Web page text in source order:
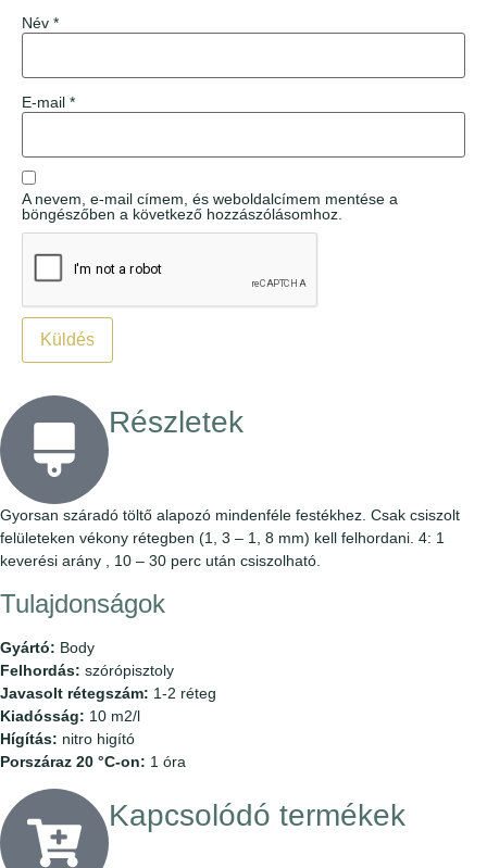
Név *
E-mail *
A nevem, e-mail címem, és weboldalcímem mentése a
böngészőben a következő hozzászólásomhoz.
Részletek
Gyorsan száradó töltő alapozó mindenféle festékhez. Csak csiszolt
felületeken vékony rétegben (1, 3 – 1, 8 mm) kell felhordani. 4: 1
keverési arány , 10 – 30 perc után csiszolható.
Tulajdonságok
Gyártó: Body
Felhordás: szórópisztoly
Javasolt rétegszám: 1-2 réteg
Kiadósság: 10 m2/l
Hígítás: nitro higító
Porszáraz 20 °C-on: 1 óra
Kapcsolódó termékek